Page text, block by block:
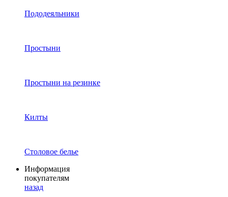
Пододеяльники
Простыни
Простыни на резинке
Килты
Столовое белье
Информация
покупателям
назад